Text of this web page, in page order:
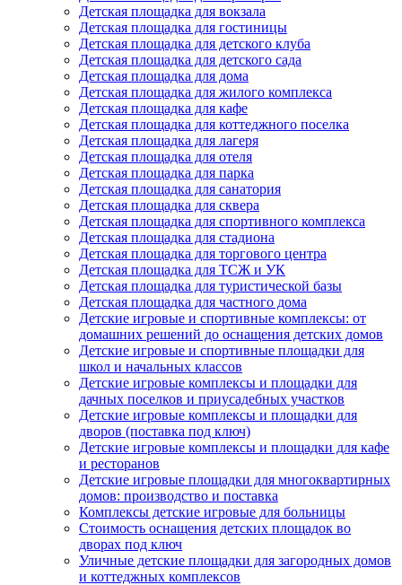
Детская площадка для вокзала
Детская площадка для гостиницы
Детская площадка для детского клуба
Детская площадка для детского сада
Детская площадка для дома
Детская площадка для жилого комплекса
Детская площадка для кафе
Детская площадка для коттеджного поселка
Детская площадка для лагеря
Детская площадка для отеля
Детская площадка для парка
Детская площадка для санатория
Детская площадка для сквера
Детская площадка для спортивного комплекса
Детская площадка для стадиона
Детская площадка для торгового центра
Детская площадка для ТСЖ и УК
Детская площадка для туристической базы
Детская площадка для частного дома
Детские игровые и спортивные комплексы: от
домашних решений до оснащения детских домов
Детские игровые и спортивные площадки для
школ и начальных классов
Детские игровые комплексы и площадки для
дачных поселков и приусадебных участков
Детские игровые комплексы и площадки для
дворов (поставка под ключ)
Детские игровые комплексы и площадки для кафе
и ресторанов
Детские игровые площадки для многоквартирных
домов: производство и поставка
Комплексы детские игровые для больницы
Стоимость оснащения детских площадок во
дворах под ключ
Уличные детские площадки для загородных домов
и коттеджных комплексов